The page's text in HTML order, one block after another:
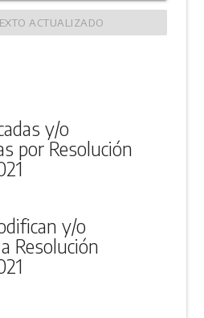
ACTUALIZADO
y/o
por Resolución
y/o
Resolución